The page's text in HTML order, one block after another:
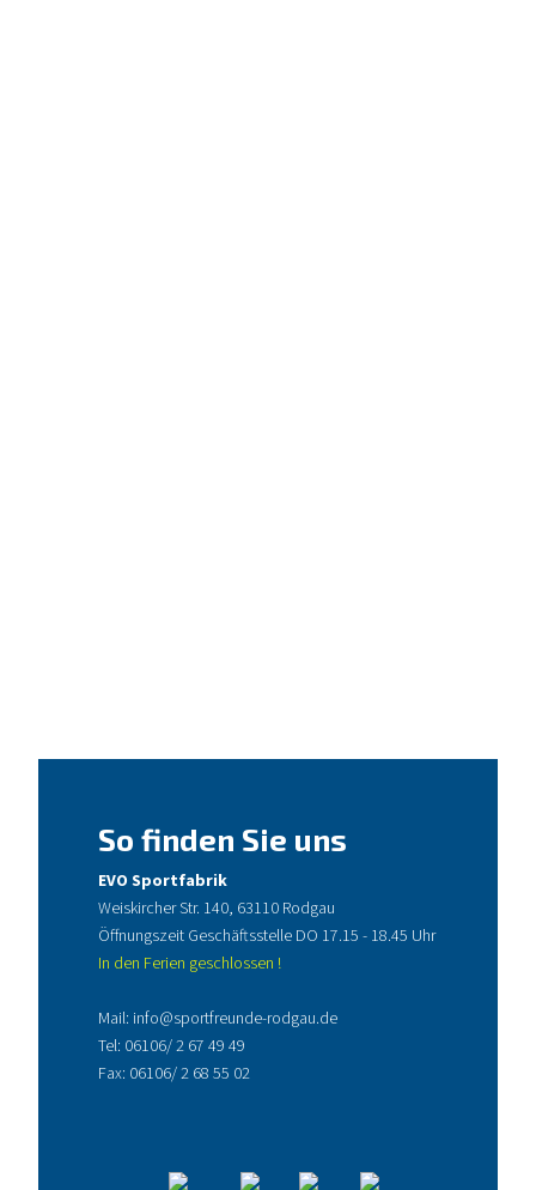
So finden Sie uns
EVO Sportfabrik
Weiskircher Str. 140, 63110 Rodgau
Öffnungszeit Geschäftsstelle DO 17.15 - 18.45 Uhr
In den Ferien geschlossen !
Mail: info@sportfreunde-rodgau.de
Tel: 06106/ 2 67 49 49
Fax: 06106/ 2 68 55 02